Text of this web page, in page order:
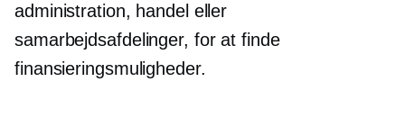
administration, handel eller
samarbejdsafdelinger, for at finde
finansieringsmuligheder.